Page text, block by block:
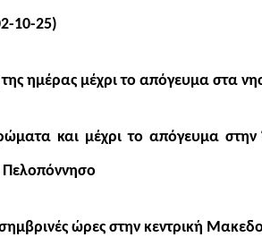
10-25)
ημέρας μέχρι το απόγευμα στα
και μέχρι το απόγευμα στην
Πελοπόννησο
ώρες στην κεντρική